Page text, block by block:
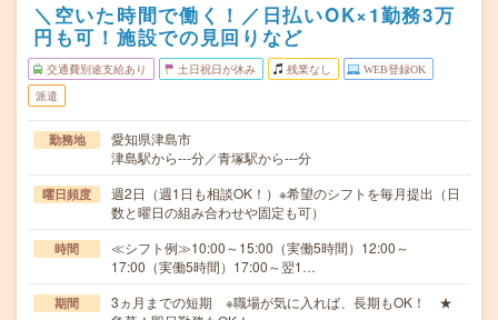
＼空いた時間で働く！／日払いOK×1勤務3万
円も可！施設での見回りなど
交通費別途支給あり 土日祝日が休み 残業なし WEB登録OK
派遣
勤務地
愛知県津島市
津島駅から---分／青塚駅から---分
曜日頻度
週2日（週1日も相談OK！）※希望のシフトを毎月提出（日
数と曜日の組み合わせや固定も可）
時間
≪シフト例≫10:00～15:00（実働5時間）12:00～
17:00（実働5時間）17:00～翌1…
期間
3ヵ月までの短期 ※職場が気に入れば、長期もOK！ ★